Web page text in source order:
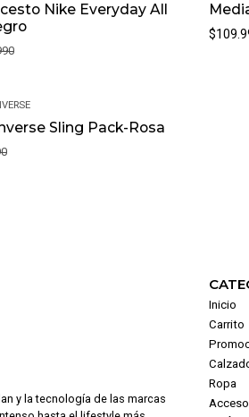
Nike Everyday All
Sling Pack-Rosa
y la tecnología de las marcas
Inicio
Carrito
Ropa